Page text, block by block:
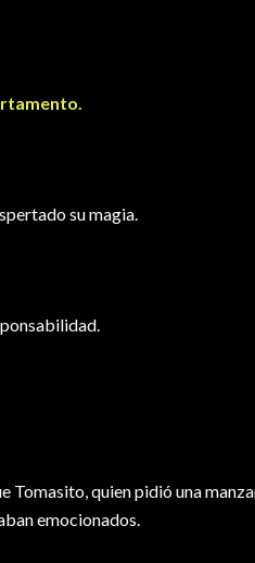
su magia.
Tomasito, quien pidió una
emocionados.